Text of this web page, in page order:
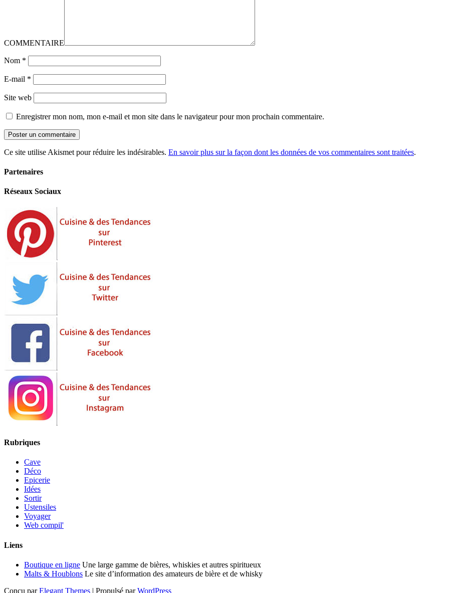
COMMENTAIRE
Nom *
E-mail *
Site web
Enregistrer mon nom, mon e-mail et mon site dans le navigateur pour mon prochain commentaire.
Ce site utilise Akismet pour réduire les indésirables. En savoir plus sur la façon dont les données de vos commentaires sont traitées.
Partenaires
Réseaux Sociaux
Rubriques
Cave
Déco
Epicerie
Idées
Sortir
Ustensiles
Voyager
Web compil'
Liens
Boutique en ligne Une large gamme de bières, whiskies et autres spiritueux
Malts & Houblons Le site d’information des amateurs de bière et de whisky
Conçu parElegant Themes | Propulsé parWordPress